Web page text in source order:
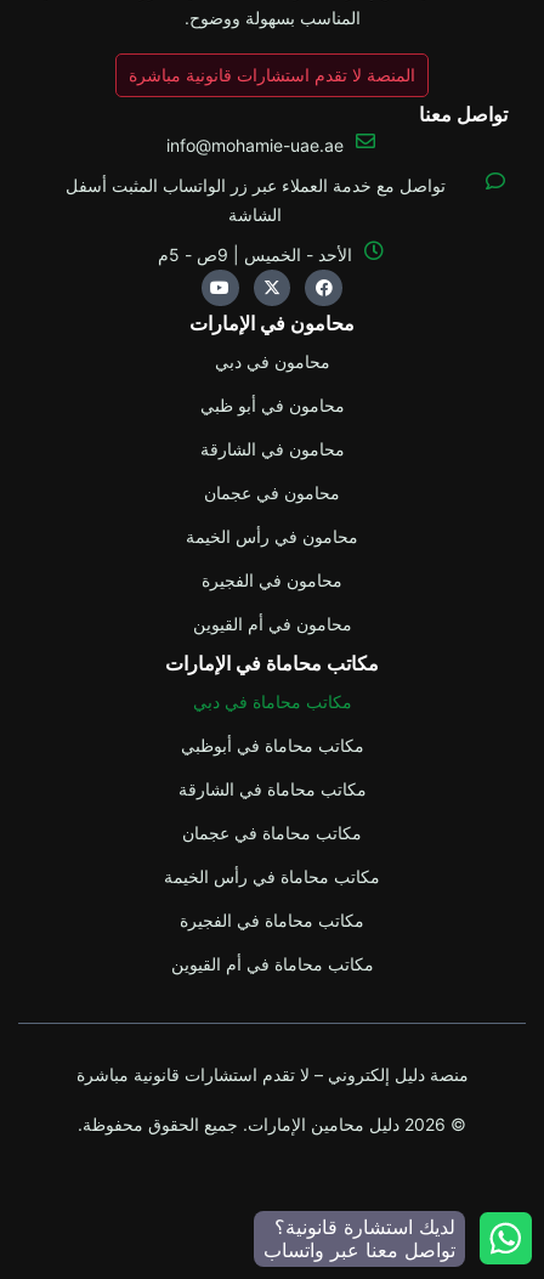
المناسب بسهولة ووضوح.
المنصة لا تقدم استشارات قانونية مباشرة
محامون في الإمارات
محامون في دبي
محامون في أبو ظبي
محامون في الشارقة
محامون في عجمان
محامون في رأس الخيمة
محامون في الفجيرة
محامون في أم القيوين
مكاتب محاماة في الإمارات
مكاتب محاماة في دبي
مكاتب محاماة في أبوظبي
مكاتب محاماة في الشارقة
مكاتب محاماة في عجمان
مكاتب محاماة في رأس الخيمة
مكاتب محاماة في الفجيرة
مكاتب محاماة في أم القيوين
تواصل معنا
info@mohamie-uae.ae
تواصل مع خدمة العملاء عبر زر الواتساب المثبت أسفل
الشاشة
الأحد - الخميس | 9ص - 5م
F
a
c
e
o
k
X
-
t
w
t
r
Y
o
u
t
b
e
© 2026 دليل محامين الإمارات. جميع الحقوق محفوظة.
منصة دليل إلكتروني – لا تقدم استشارات قانونية مباشرة
لديك استشارة قانونية؟
تواصل معنا عبر واتساب